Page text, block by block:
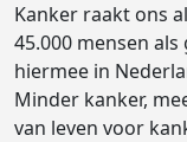
Kanker raakt ons
45.000 mensen
hiermee in
Minder kanker,
van leven voor